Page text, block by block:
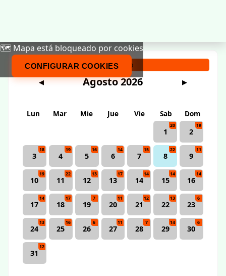
🗺️ Mapa está bloqueado por cookies
CONFIGURAR COOKIES
Calendario
◀ Agosto 2026 ▶
Lun Mar Mie Jue Vie Sab
Dom
1
20
2
19
3
18
4
19
5
16
6
14
7
15
8
22
9
11
10
19
11
22
12
13
13
17
14
14
15
14
16
14
17
14
18
17
19
7
20
11
21
12
22
13
23
6
24
13
25
16
26
6
27
11
28
7
29
14
30
6
31
12